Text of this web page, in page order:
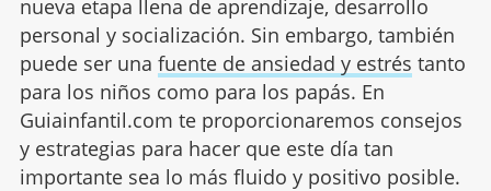
nueva etapa llena de aprendizaje, desarrollo
personal y socialización. Sin embargo, también
puede ser una fuente de ansiedad y estrés tanto
para los niños como para los papás. En
Guiainfantil.com te proporcionaremos consejos
y estrategias para hacer que este día tan
importante sea lo más fluido y positivo posible.